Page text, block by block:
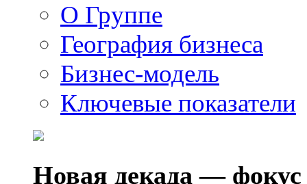
О Группе
География бизнеса
Бизнес-модель
Ключевые показатели
Новая декада — фокус